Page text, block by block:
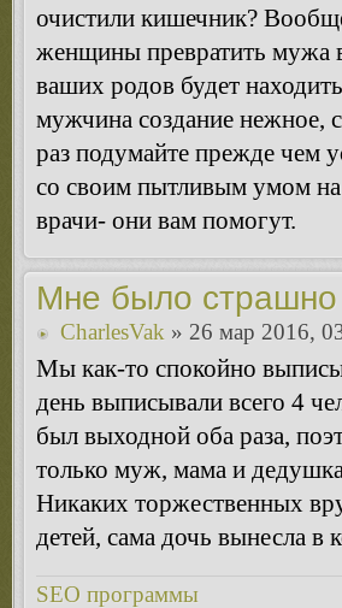
очистили кишечник?
женщины превратить мужа
ваших родов будет
мужчина создание
раз подумайте прежде чем
со своим пытливым умом на
врачи- они вам помогут.
Мне было
CharlesVak » 26 мар 2016,
Мы как-то спокойно
день выписывали всего 4
был выходной оба раза,
только муж, мама и
Никаких торжественных
детей, сама дочь вынесла в
SEO программы